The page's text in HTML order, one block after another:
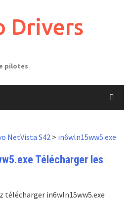
Drivers
pilotes
NetVista S42 > in6wln15ww5.exe
Télécharger les
télécharger in6wln15ww5.exe